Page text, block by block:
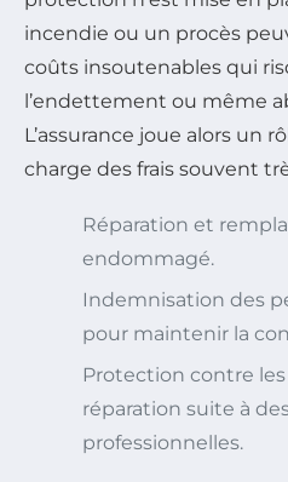
incendie ou un procès
coûts insoutenables qui
l’endettement ou même
L’assurance joue alors un
charge des frais souvent
Réparation et
endommagé.
Indemnisation des
pour maintenir la
Protection contre
réparation suite à
professionnelles.